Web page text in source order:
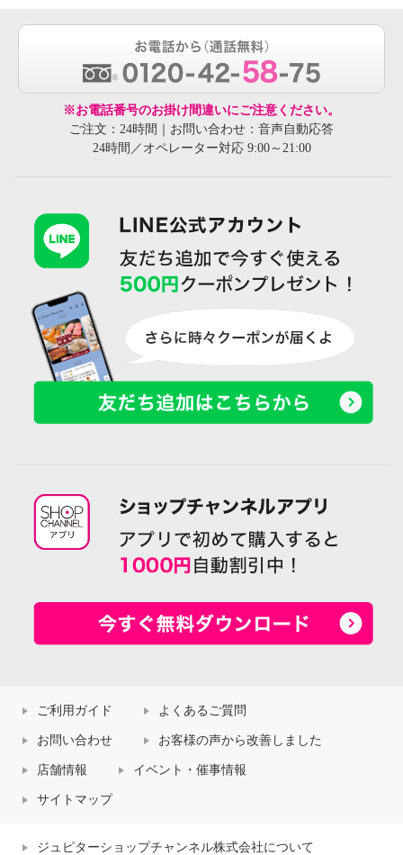
※お電話番号のお掛け間違いにご注意ください。
ご注文：24時間｜お問い合わせ：音声自動応答
24時間／オペレーター対応 9:00～21:00
ご利用ガイド よくあるご質問
お問い合わせ お客様の声から改善しました
店舗情報 イベント・催事情報
サイトマップ
ジュピターショップチャンネル株式会社について